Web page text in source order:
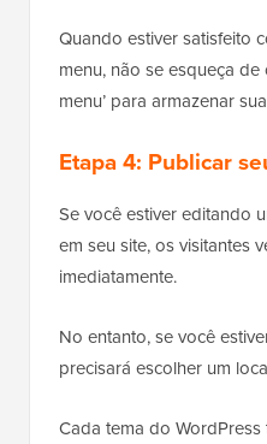
Quando estiver satisfeito
menu, não se esqueça de
menu’ para armazenar
Etapa 4: Publicar
Se você estiver editando
em seu site, os visitantes
imediatamente.
No entanto, se você
precisará escolher um
Cada tema do